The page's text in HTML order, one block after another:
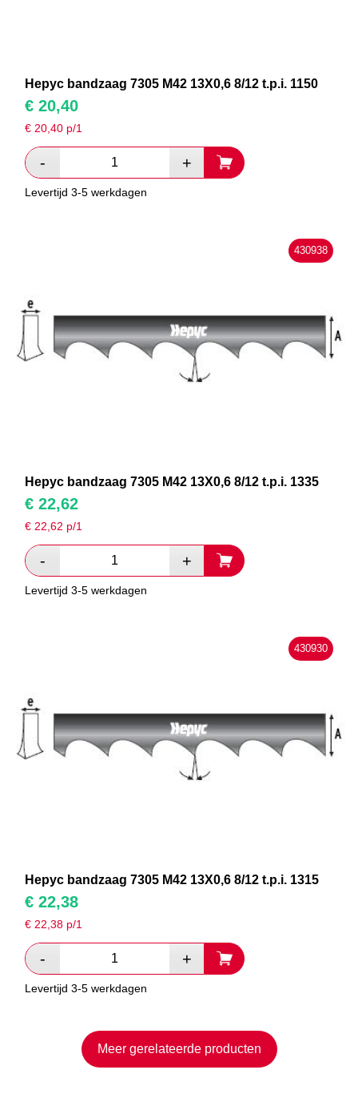
Hepyc bandzaag 7305 M42 13X0,6 8/12 t.p.i. 1150
€ 20,40
€20,40 p/1
Levertijd 3-5 werkdagen
430938
Hepyc bandzaag 7305 M42 13X0,6 8/12 t.p.i. 1335
€ 22,62
€22,62 p/1
Levertijd 3-5 werkdagen
430930
Hepyc bandzaag 7305 M42 13X0,6 8/12 t.p.i. 1315
€ 22,38
€22,38 p/1
Levertijd 3-5 werkdagen
Meer gerelateerde producten